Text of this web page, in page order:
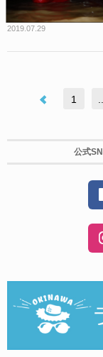
2019.07.29
1
公式